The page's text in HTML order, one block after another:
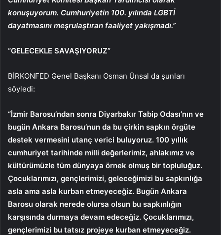
konuşuyorum. Cumhuriyetin 100. yılında LGBTİ
dayatmasını meşrulaştıran faaliyet yakışmadı.”
“GELECEKLE SAVAŞIYORUZ”
BİRKONFED Genel Başkanı Osman Ünsal da şunları
söyledi:
“İzmir Barosu’ndan sonra Diyarbakır Tabip Odası’nın ve
bugün Ankara Barosu’nun da bu çirkin sapkın örgüte
destek vermesini utanç verici buluyoruz. 100 yıllık
cumhuriyet tarihinde milli değerlerimiz, ahlakımız ve
kültürümüzle tüm dünyaya örnek olmuş bir topluluğuz.
Çocuklarımızı, gençlerimizi, geleceğimizi bu sapkınlığa
asla ama asla kurban etmeyeceğiz. Bugün Ankara
Barosu olarak nerede olursa olsun bu sapkınlığın
karşısında durmaya devam edeceğiz. Çocuklarımızı,
gençlerimizi bu tatsız projeye kurban etmeyeceğiz.